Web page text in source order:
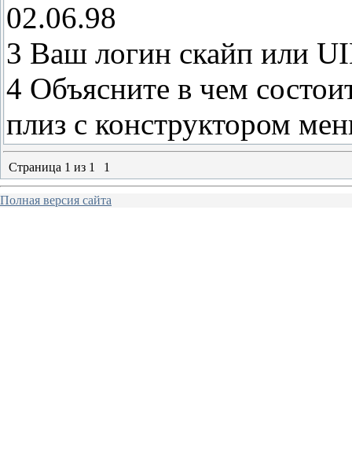
02.06.98
3 Ваш логин скайп или
4 Объясните в чем
плиз с конструктором
Страница 1 из 1 1
Полная версия сайта